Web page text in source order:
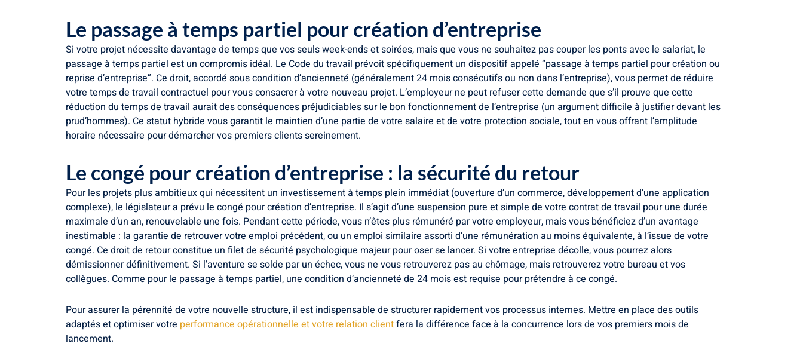
Le passage à temps partiel pour création d’entreprise
Si votre projet nécessite davantage de temps que vos seuls week-ends et soirées, mais que vous ne souhaitez pas couper les ponts avec le salariat, le
passage à temps partiel est un compromis idéal. Le Code du travail prévoit spécifiquement un dispositif appelé “passage à temps partiel pour création ou
reprise d’entreprise”. Ce droit, accordé sous condition d’ancienneté (généralement 24 mois consécutifs ou non dans l’entreprise), vous permet de réduire
votre temps de travail contractuel pour vous consacrer à votre nouveau projet. L’employeur ne peut refuser cette demande que s’il prouve que cette
réduction du temps de travail aurait des conséquences préjudiciables sur le bon fonctionnement de l’entreprise (un argument difficile à justifier devant les
prud’hommes). Ce statut hybride vous garantit le maintien d’une partie de votre salaire et de votre protection sociale, tout en vous offrant l’amplitude
horaire nécessaire pour démarcher vos premiers clients sereinement.
Le congé pour création d’entreprise : la sécurité du retour
Pour les projets plus ambitieux qui nécessitent un investissement à temps plein immédiat (ouverture d’un commerce, développement d’une application
complexe), le législateur a prévu le congé pour création d’entreprise. Il s’agit d’une suspension pure et simple de votre contrat de travail pour une durée
maximale d’un an, renouvelable une fois. Pendant cette période, vous n’êtes plus rémunéré par votre employeur, mais vous bénéficiez d’un avantage
inestimable : la garantie de retrouver votre emploi précédent, ou un emploi similaire assorti d’une rémunération au moins équivalente, à l’issue de votre
congé. Ce droit de retour constitue un filet de sécurité psychologique majeur pour oser se lancer. Si votre entreprise décolle, vous pourrez alors
démissionner définitivement. Si l’aventure se solde par un échec, vous ne vous retrouverez pas au chômage, mais retrouverez votre bureau et vos
collègues. Comme pour le passage à temps partiel, une condition d’ancienneté de 24 mois est requise pour prétendre à ce congé.
Pour assurer la pérennité de votre nouvelle structure, il est indispensable de structurer rapidement vos processus internes. Mettre en place des outils
adaptés et optimiser votre performance opérationnelle et votre relation clientfera la différence face à la concurrence lors de vos premiers mois de
lancement.